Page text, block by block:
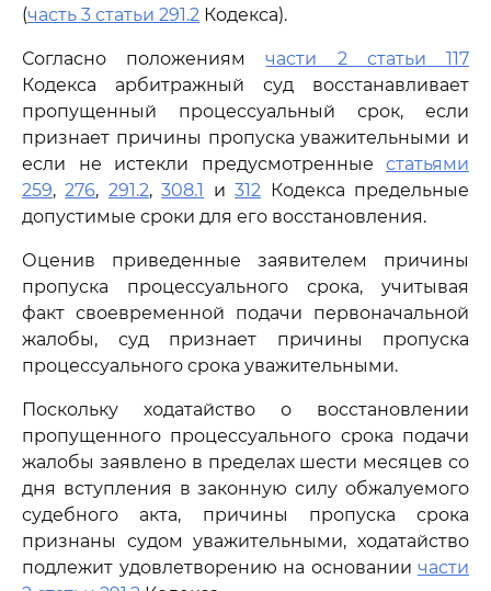
(часть 3 статьи 291.2 Кодекса).
Согласно положениямчасти 2 статьи 117
Кодекса арбитражный суд восстанавливает
пропущенный процессуальный срок, если
признает причины пропуска уважительными и
если не истекли предусмотренные статьями
259,276, 291.2,308.1 и312 Кодекса предельные
допустимые сроки для его восстановления.
Оценив приведенные заявителем причины
пропуска процессуального срока, учитывая
факт своевременной подачи первоначальной
жалобы, суд признает причины пропуска
процессуального срока уважительными.
Поскольку ходатайство о восстановлении
пропущенного процессуального срока подачи
жалобы заявлено в пределах шести месяцев со
дня вступления в законную силу обжалуемого
судебного акта, причины пропуска срока
признаны судом уважительными, ходатайство
подлежит удовлетворению на основании части